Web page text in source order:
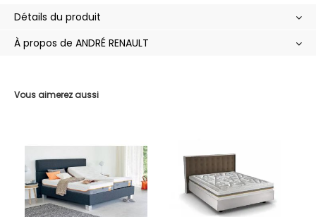
Vous aimerez aussi
Détails du produit
À propos de ANDRÉ RENAULT